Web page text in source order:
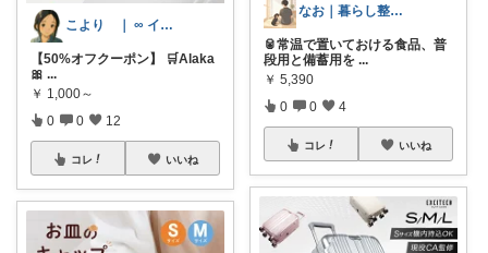
こより ｜ ∞ イヤイライケレ ∞
【50%オフクーポン】 🛒Alaka
🎀 ...
￥ 1,000～
0 0 12
コレ いいね
なお｜暮らし整えROOM｜犬もいます🐕
🥫常温で置いておける食品、普
段用と備蓄用を ...
￥ 5,390
0 0 4
コレ いいね